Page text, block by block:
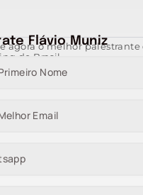
Flávio Muniz
agora o melhor palestrante
do Brasil